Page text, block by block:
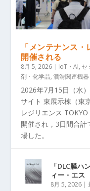
「メンテナンス
開催される
8月 5, 2026 | IoT・AI, セ
剤・化学品,潤滑関連機器
2026年7月15日（水
サイト 東展示棟（東
レジリエンス
開催され，3日間合
場した。
「DLC膜
ィー・エス
8月 5, 2026 |